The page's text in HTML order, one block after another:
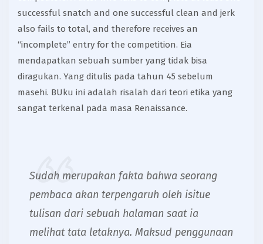
successful snatch and one successful clean and jerk
also fails to total, and therefore receives an
“incomplete” entry for the competition. Eia
mendapatkan sebuah sumber yang tidak bisa
diragukan. Yang ditulis pada tahun 45 sebelum
masehi. BUku ini adalah risalah dari teori etika yang
sangat terkenal pada masa Renaissance.
Sudah merupakan fakta bahwa seorang
pembaca akan terpengaruh oleh isitue
tulisan dari sebuah halaman saat ia
melihat tata letaknya. Maksud penggunaan